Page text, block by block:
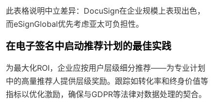
此表格说明中立差异：DocuSign在企业规模上表现出色，
而eSignGlobal优先考虑亚太可负担性。
在电子签名中启动推荐计划的最佳实践
为最大化ROI，企业应按用户层级细分推荐——为专业计划
中的高量推荐人提供层级奖励。跟踪如转化率和终身价值等
指标以优化激励，确保与GDPR等法律对数据处理的契合。